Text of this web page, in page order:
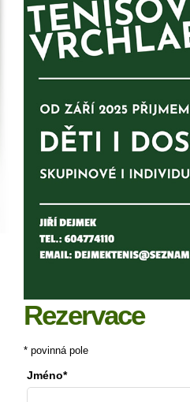
Rezervace
* povinná pole
Jméno*